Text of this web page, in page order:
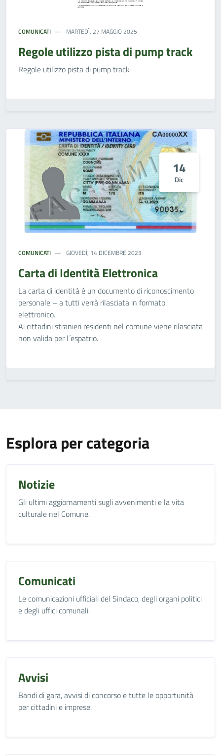
COMUNICATI MARTEDÌ, 27 MAGGIO 2025
Regole utilizzo pista di pump track
Regole utilizzo pista di pump track
14
Dic
COMUNICATI GIOVEDÌ, 14 DICEMBRE 2023
Carta di Identità Elettronica
La carta di identità è un documento di riconoscimento
personale – a tutti verrà rilasciata in formato
elettronico.
Ai cittadini stranieri residenti nel comune viene rilasciata
non valida per l´espatrio.
Esplora per categoria
Notizie
Gli ultimi aggiornamenti sugli avvenimenti e la vita
culturale nel Comune.
Comunicati
Le comunicazioni ufficiali del Sindaco, degli organi politici
e degli uffici comunali.
Avvisi
Bandi di gara, avvisi di concorso e tutte le opportunità
per cittadini e imprese.